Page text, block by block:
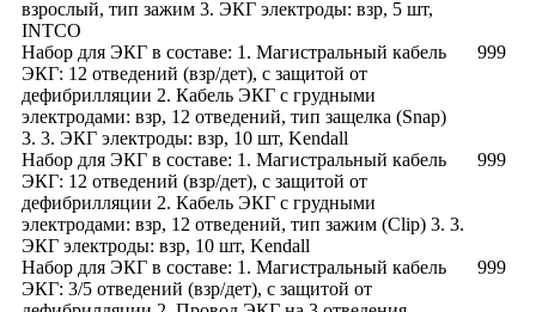
взрослый, тип зажим 3. ЭКГ электроды: взр, 5 шт,
INTCO
Набор для ЭКГ в составе: 1. Магистральный кабель
ЭКГ: 12 отведений (взр/дет), с защитой от
дефибрилляции 2. Кабель ЭКГ с грудными
электродами: взр, 12 отведений, тип защелка (Snap)
3. 3. ЭКГ электроды: взр, 10 шт, Kendall
999
Набор для ЭКГ в составе: 1. Магистральный кабель
ЭКГ: 12 отведений (взр/дет), с защитой от
дефибрилляции 2. Кабель ЭКГ с грудными
электродами: взр, 12 отведений, тип зажим (Clip) 3. 3.
ЭКГ электроды: взр, 10 шт, Kendall
999
Набор для ЭКГ в составе: 1. Магистральный кабель
ЭКГ: 3/5 отведений (взр/дет), с защитой от
999